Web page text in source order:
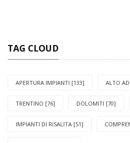
TAG CLOUD
APERTURA IMPIANTI [133] ALTO
TRENTINO [76] DOLOMITI [70]
IMPIANTI DI RISALITA [51]